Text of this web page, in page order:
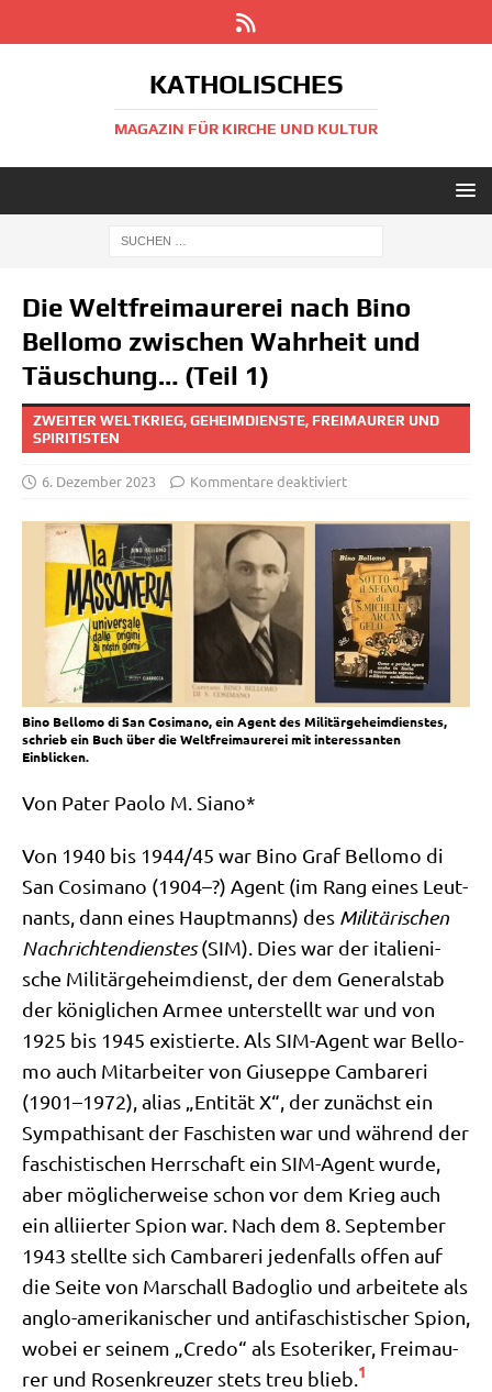
KATHOLISCHES
MAGAZIN FÜR KIRCHE UND KULTUR
Die Weltfreimaurerei nach Bino
Bellomo zwischen Wahrheit und
Täuschung… (Teil 1)
ZWEITER WELTKRIEG, GEHEIMDIENSTE, FREIMAURER UND
SPIRITISTEN
6. Dezember 2023 Kommentare deaktiviert
Bino Bellomo di San Cosimano, ein Agent des Militärgeheimdienstes,
schrieb ein Buch über die Weltfreimaurerei mit interessanten
Einblicken.
Von Pater Pao­lo M. Siano*
Von 1940 bis 1944/​45 war Bino Graf Bel­lo­mo di
San Cosi­ma­no (1904–?) Agent (im Rang eines Leut­
nants, dann eines Haupt­manns) des Mili­tä­ri­schen
Nach­rich­ten­dien­stes(SIM). Dies war der ita­lie­ni­
sche Mili­tär­ge­heim­dienst, der dem Gene­ral­stab
der könig­li­chen Armee unter­stellt war und von
1925 bis 1945 exi­stier­te. Als SIM-Agent war Bel­lo­
mo auch Mit­ar­bei­ter von Giu­sep­pe Cam­bare­ri
(1901–1972), ali­as „Enti­tät X“, der zunächst ein
Sym­pa­thi­sant der Faschi­sten war und wäh­rend der
faschi­sti­schen Herr­schaft ein SIM-Agent wur­de,
aber mög­li­cher­wei­se schon vor dem Krieg auch
ein alli­ier­ter Spi­on war. Nach dem 8. Sep­tem­ber
1943 stell­te sich Cam­bare­ri jeden­falls offen auf
die Sei­te von Mar­schall Bado­glio und arbei­te­te als
anglo-ame­ri­ka­ni­scher und anti­fa­schi­sti­scher Spi­on,
wobei er sei­nem „Cre­do“ als Eso­te­ri­ker, Frei­mau­
rer und Rosen­kreu­zer stets treu blieb.1